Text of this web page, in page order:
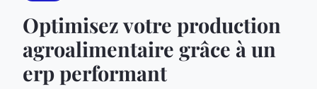
Optimisez votre production
agroalimentaire grâce à un
erp performant